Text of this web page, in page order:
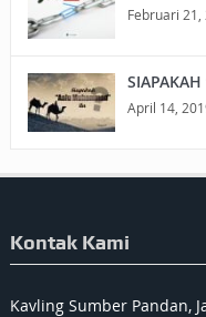
Februari 21,
April 14,
Kontak Kami
Kavling Sumber Pandan,